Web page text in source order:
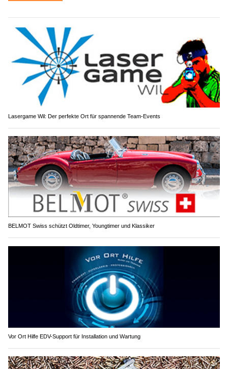
Lasergame Wil: Der perfekte Ort für spannende Team-Events
BELMOT Swiss schützt Oldtimer, Youngtimer und Klassiker
Vor Ort Hilfe EDV-Support für Installation und Wartung